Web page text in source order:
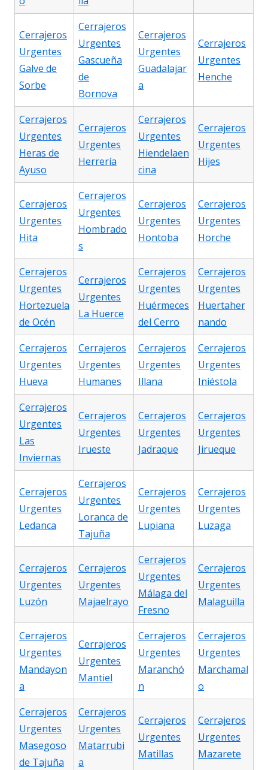
Cerrajeros
Urgentes
Galve de
Sorbe
Cerrajeros
Urgentes
Gascueña
de
Bornova
Cerrajeros
Urgentes
Guadalajar
a
Cerrajeros
Urgentes
Henche
Cerrajeros
Urgentes
Heras de
Ayuso
Cerrajeros
Urgentes
Herrería
Cerrajeros
Urgentes
Hiendelaen
cina
Cerrajeros
Urgentes
Hijes
Cerrajeros
Urgentes
Hita
Cerrajeros
Urgentes
Hombrado
s
Cerrajeros
Urgentes
Hontoba
Cerrajeros
Urgentes
Horche
Cerrajeros
Urgentes
Hortezuela
de Océn
Cerrajeros
Urgentes
La Huerce
Cerrajeros
Urgentes
Huérmeces
del Cerro
Cerrajeros
Urgentes
Huertaher
nando
Cerrajeros
Urgentes
Hueva
Cerrajeros
Urgentes
Humanes
Cerrajeros
Urgentes
Illana
Cerrajeros
Urgentes
Iniéstola
Cerrajeros
Urgentes
Las
Inviernas
Cerrajeros
Urgentes
Irueste
Cerrajeros
Urgentes
Jadraque
Cerrajeros
Urgentes
Jirueque
Cerrajeros
Urgentes
Ledanca
Cerrajeros
Urgentes
Loranca de
Tajuña
Cerrajeros
Urgentes
Lupiana
Cerrajeros
Urgentes
Luzaga
Cerrajeros
Urgentes
Luzón
Cerrajeros
Urgentes
Majaelrayo
Cerrajeros
Urgentes
Málaga del
Fresno
Cerrajeros
Urgentes
Malaguilla
Cerrajeros
Urgentes
Mandayon
a
Cerrajeros
Urgentes
Mantiel
Cerrajeros
Urgentes
Maranchó
n
Cerrajeros
Urgentes
Marchamal
o
Cerrajeros
Urgentes
Masegoso
de Tajuña
Cerrajeros
Urgentes
Matarrubi
a
Cerrajeros
Urgentes
Matillas
Cerrajeros
Urgentes
Mazarete